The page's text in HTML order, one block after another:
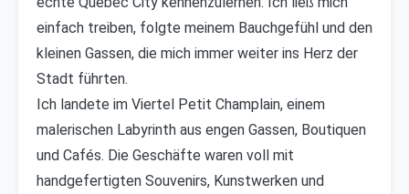
einfach treiben, folgte meinem Bauchgefühl und den
kleinen Gassen, die mich immer weiter ins Herz der
Stadt führten.
Ich landete im Viertel Petit Champlain, einem
malerischen Labyrinth aus engen Gassen, Boutiquen
und Cafés. Die Geschäfte waren voll mit
handgefertigten Souvenirs, Kunstwerken und